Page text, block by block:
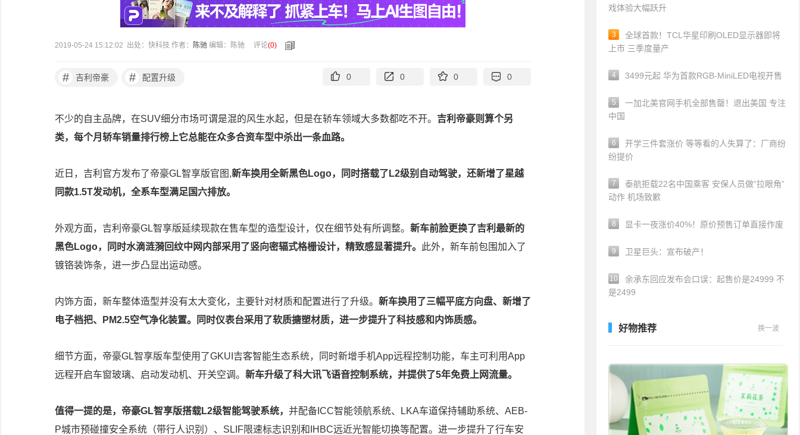
2019-05-24 15:12:02 出处：快科技 作者： 陈驰 编辑：陈驰 评论(0)
# 吉利帝豪 # 配置升级 0 0 0 0
不少的自主品牌，在SUV细分市场可谓是混的风生水起，但是在轿车领域大多数都吃不开。 吉利帝豪则算个另
类，每个月轿车销量排行榜上它总能在众多合资车型中杀出一条血路。
近日，吉利官方发布了帝豪GL智享版官图,新车换用全新黑色Logo，同时搭载了L2级别自动驾驶，还新增了星越
同款1.5T发动机，全系车型满足国六排放。
外观方面，吉利帝豪GL智享版延续现款在售车型的造型设计，仅在细节处有所调整。 新车前脸更换了吉利最新的
黑色Logo，同时水滴涟漪回纹中网内部采用了竖向密辐式格栅设计，精致感显著提升。
此外，新车前包围加入了
镀铬装饰条，进一步凸显出运动感。
内饰方面，新车整体造型并没有太大变化，主要针对材质和配置进行了升级。 新车换用了三幅平底方向盘、新增了
电子档把、PM2.5空气净化装置。同时仪表台采用了软质搪塑材质，进一步提升了科技感和内饰质感。
细节方面，帝豪GL智享版车型使用了GKUI吉客智能生态系统，同时新增手机App远程控制功能，车主可利用App
远程开启车窗玻璃、启动发动机、开关空调。 新车升级了科大讯飞语音控制系统，并提供了5年免费上网流量。
值得一提的是，帝豪GL智享版搭载L2级智能驾驶系统， 并配备ICC智能领航系统、LKA车道保持辅助系统、AEB-
P城市预碰撞安全系统（带行人识别）、SLIF限速标志识别和IHBC远近光智能切换等配置。进一步提升了行车安
戏体验大幅跃升
3
全球首款！TCL华星印刷OLED显示器即将
上市 三季度量产
4 3499元起 华为首款RGB-MiniLED电视开售
5
一加北美官网手机全部售罄！退出美国 专注
中国
6
开学三件套涨价 等等看的人失算了：厂商纷
纷提价
7
泰航拒载22名中国乘客 安保人员做“拉眼角”
动作 机场致歉
8 显卡一夜涨价40%！原价预售订单直接作废
9 卫星巨头：宣布破产！
10
余承东回应发布会口误：起售价是24999 不
是2499
好物推荐 换一波